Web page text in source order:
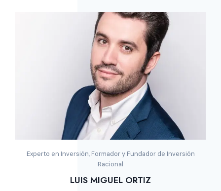
Experto en Inversión, Formador y Fundador de Inversión
Racional
LUIS MIGUEL ORTIZ